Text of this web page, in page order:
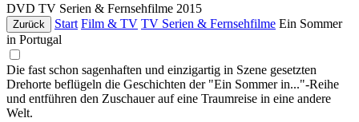
DVD TV Serien & Fernsehfilme 2015
Zurück Start Film & TV TV Serien & Fernsehfilme Ein Sommer
in Portugal
Die fast schon sagenhaften und einzigartig in Szene gesetzten
Drehorte beflügeln die Geschichten der "Ein Sommer in..."-Reihe
und entführen den Zuschauer auf eine Traumreise in eine andere
Welt.